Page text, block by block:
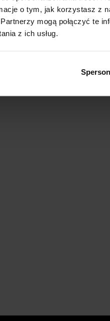
o tym, jak korzystasz z
mogą połączyć te
z ich usług.